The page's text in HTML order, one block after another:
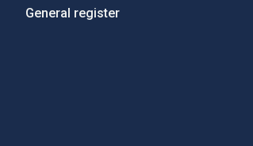
General register